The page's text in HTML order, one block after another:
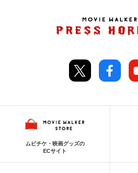
ムビチケ・映画グッズの
ECサイト